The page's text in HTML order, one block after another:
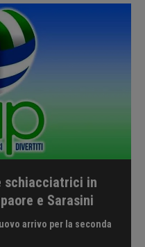
schiacciatrici in
e Sarasini
arrivo per la seconda